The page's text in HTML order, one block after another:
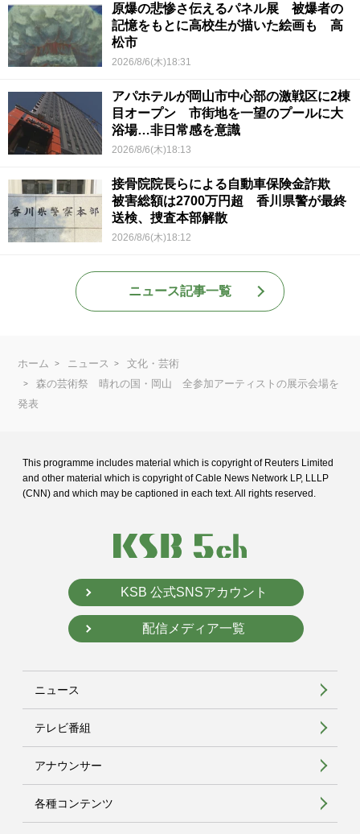
原爆の悲惨さ伝えるパネル展 被爆者の
記憶をもとに高校生が描いた絵画も 高
松市
2026/8/6(木)18:31
アパホテルが岡山市中心部の激戦区に2棟
目オープン 市街地を一望のプールに大
浴場…非日常感を意識
2026/8/6(木)18:13
接骨院院長らによる自動車保険金詐欺
被害総額は2700万円超 香川県警が最終
送検、捜査本部解散
2026/8/6(木)18:12
ニュース記事一覧
ホーム ニュース
文化・芸術
森の芸術祭 晴れの国・岡山 全参加アーティストの展示会場を
発表
This programme includes material which is copyright of Reuters Limited
and other material which is copyright of Cable News Network LP, LLLP
(CNN) and which may be captioned in each text. All rights reserved.
KSB 公式SNSアカウント
配信メディア一覧
ニュース
テレビ番組
アナウンサー
各種コンテンツ